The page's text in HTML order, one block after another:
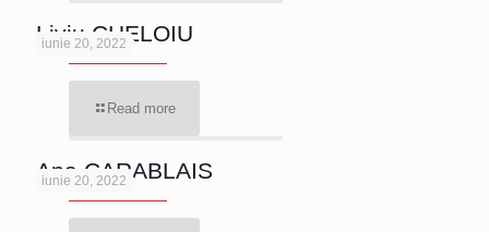
iunie 20, 2022
Liviu CHELOIU
Read more
iunie 20, 2022
Ana CARABLAIS